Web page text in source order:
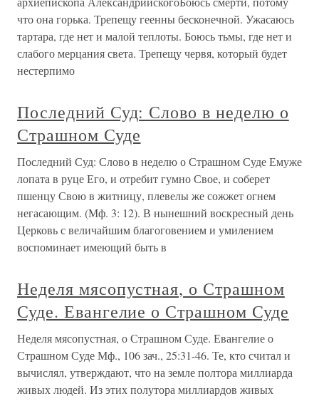
что она горька. Трепещу геенны бесконечной. Ужасаюсь
тартара, где нет и малой теплоты. Боюсь тьмы, где нет и
слабого мерцания света. Трепещу червя, который будет
нестерпимо
Последний Суд: Слово в неделю о
Страшном Суде
Последний Суд: Слово в неделю о Страшном Суде Емуже
лопата в руце Его, и отребит гумно Свое, и соберет
пшенцу Свою в житницу, плевелы же сожжет огнем
негасающим. (Мф. 3: 12). В нынешний воскресный день
Церковь с величайшим благоговением и умилением
воспоминает имеющий быть в
Неделя мясопустная, о Страшном
Суде. Евангелие о Страшном Суде
Неделя мясопустная, о Страшном Суде. Евангелие о
Страшном Суде Мф., 106 зач., 25:31-46. Те, кто считал и
вычислял, утверждают, что на земле полтора миллиарда
живых людей. Из этих полутора миллиардов живых